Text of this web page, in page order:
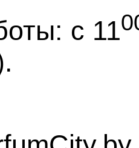
с 11